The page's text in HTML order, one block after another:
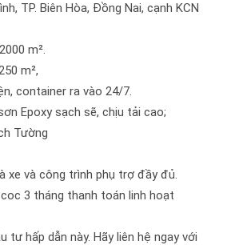
TP. Biên Hòa, Đồng Nai, cạnh KCN
m².
m²,
container ra vào 24/7.
Epoxy sạch sẽ, chịu tải cao;
Tường
xe và công trình phụ trợ đầy đủ.
3 tháng thanh toán linh hoạt
tư hấp dẫn này. Hãy liên hệ ngay với